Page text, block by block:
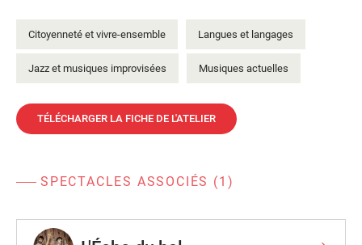
Citoyenneté et vivre-ensemble Langues et langages
Jazz et musiques improvisées Musiques actuelles
TÉLÉCHARGER LA FICHE DE L'ATELIER
SPECTACLES ASSOCIÉS (1)